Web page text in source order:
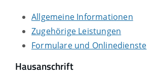
Allgemeine Informationen
Zugehörige Leistungen
Formulare und Onlinedienste
Hausanschrift